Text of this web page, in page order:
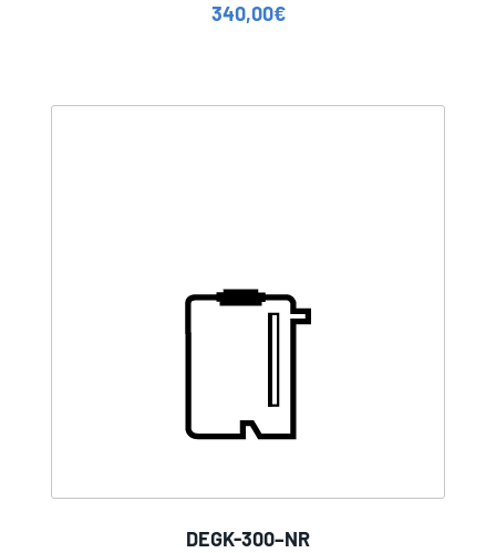
340,00€
DEGK-300–NR